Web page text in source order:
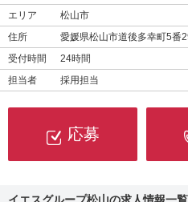
エリア
松山市
住所
愛媛県松山市道後多幸町5番
受付時間
24時間
担当者
採用担当
応募